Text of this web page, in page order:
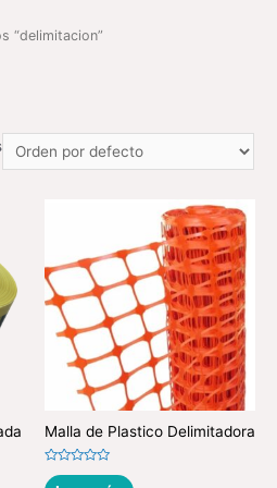
“delimitacion”
Malla de Plastico Delimitadora
Valorado
en